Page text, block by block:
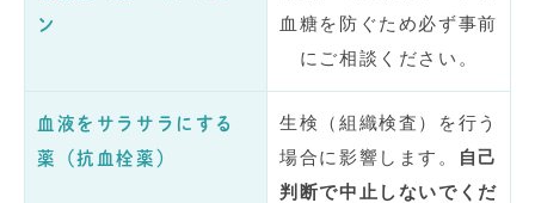
ン
血糖を防ぐため必ず事前
にご相談ください。
血液をサラサラにする
薬（抗血栓薬）
生検（組織検査）を行う
場合に影響します。
自己
判断で中止しないでくだ